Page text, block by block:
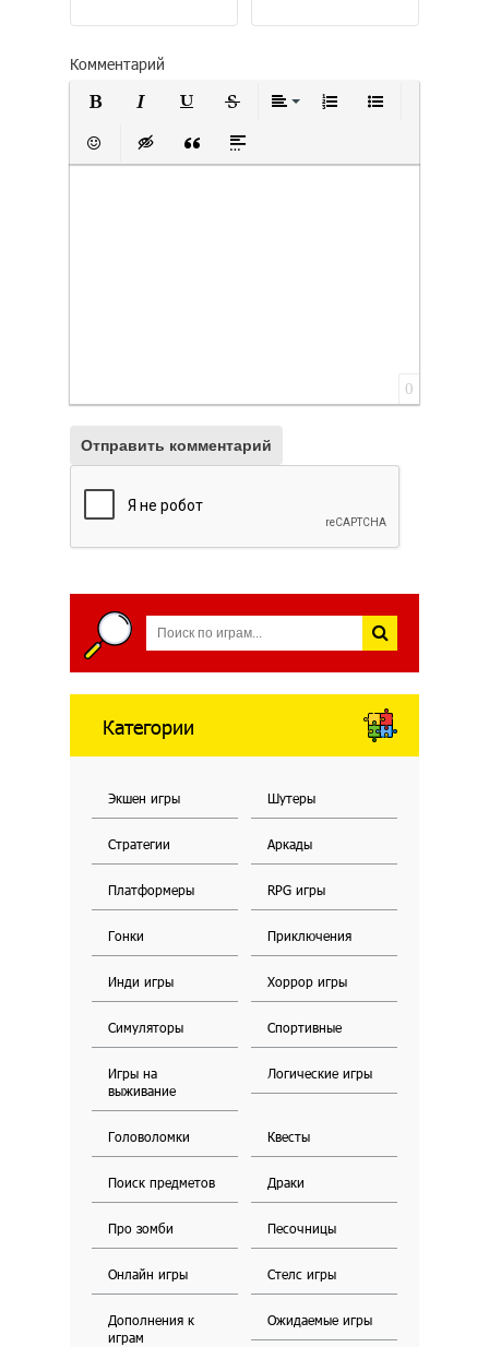
Комментарий
Полужирный
Вставить смайлик
Вставка скрытого текста
Вставка цитаты
Вставка спойлера
0
Отправить комментарий
Категории
Экшен игры Шутеры
Стратегии Аркады
Платформеры RPG игры
Гонки Приключения
Инди игры Хоррор игры
Симуляторы Спортивные
Игры на
выживание
Логические игры
Головоломки Квесты
Поиск предметов Драки
Про зомби Песочницы
Онлайн игры Стелс игры
Дополнения к
играм
Ожидаемые игры